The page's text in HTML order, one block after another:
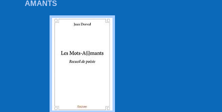
AMANTS